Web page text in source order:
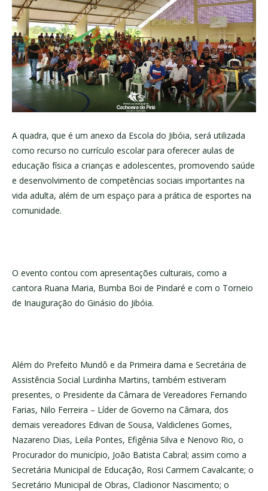
A quadra, que é um anexo da Escola do Jibóia, será utilizada
como recurso no currículo escolar para oferecer aulas de
educação física a crianças e adolescentes, promovendo saúde
e desenvolvimento de competências sociais importantes na
vida adulta, além de um espaço para a prática de esportes na
comunidade.
O evento contou com apresentações culturais, como a
cantora Ruana Maria, Bumba Boi de Pindaré e com o Torneio
de Inauguração do Ginásio do Jibóia.
Além do Prefeito Mundô e da Primeira dama e Secretária de
Assistência Social Lurdinha Martins, também estiveram
presentes, o Presidente da Câmara de Vereadores Fernando
Farias, Nilo Ferreira – Líder de Governo na Câmara, dos
demais vereadores Edivan de Sousa, Valdiclenes Gomes,
Nazareno Dias, Leila Pontes, Efigênia Silva e Nenovo Rio, o
Procurador do município, João Batista Cabral; assim como a
Secretária Municipal de Educação, Rosi Carmem Cavalcante; o
Secretário Municipal de Obras, Cladionor Nascimento; o